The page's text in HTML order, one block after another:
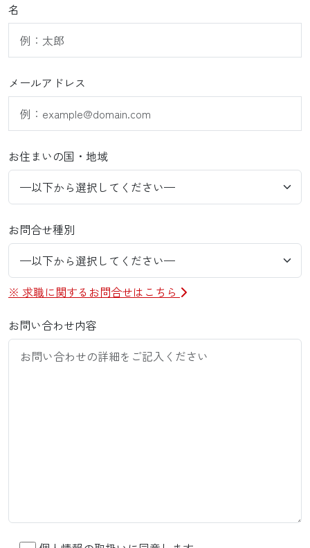
名
メールアドレス
お住まいの国・地域
お問合せ種別
※ 求職に関するお問合せはこちら
お問い合わせ内容